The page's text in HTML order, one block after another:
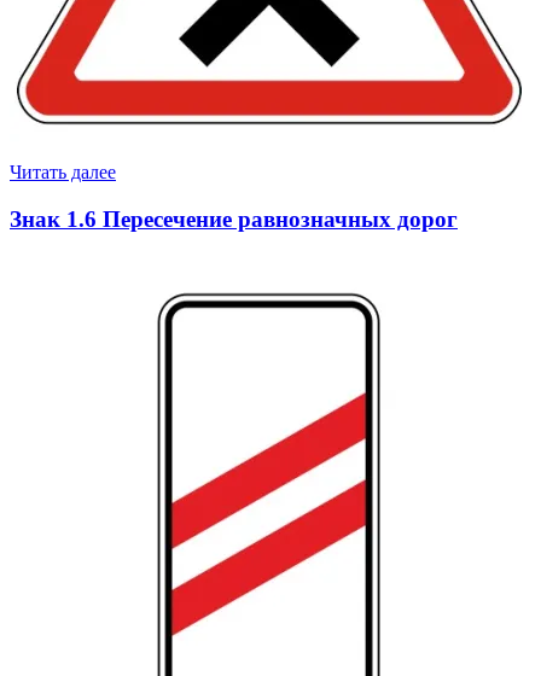
Читать далее
Знак 1.6 Пересечение равнозначных дорог